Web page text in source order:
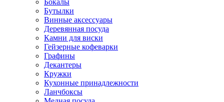
Бокалы
Бутылки
Винные аксессуары
Деревянная посуда
Камни для виски
Гейзерные кофеварки
Графины
Декантеры
Кружки
Кухонные принадлежности
Ланчбоксы